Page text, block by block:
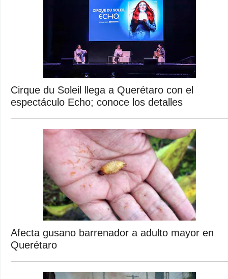
Cirque du Soleil llega a Querétaro con el
espectáculo Echo; conoce los detalles
Afecta gusano barrenador a adulto mayor en
Querétaro